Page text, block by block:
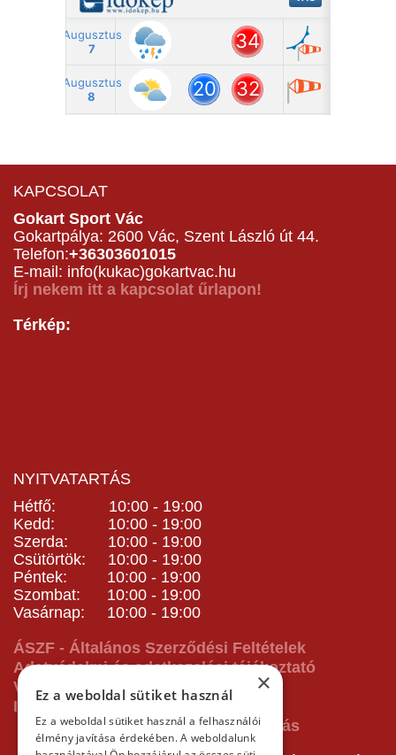
KAPCSOLAT
Gokart Sport Vác
Gokartpálya: 2600 Vác, Szent László út 44.
Telefon:+36303601015
E-mail: info(kukac)gokartvac.hu
Írj nekem itt a kapcsolat űrlapon!
Térkép:
NYITVATARTÁS
Hétfő: 10:00 - 19:00
Kedd: 10:00 - 19:00
Szerda: 10:00 - 19:00
Csütörtök: 10:00 - 19:00
Péntek: 10:00 - 19:00
Szombat: 10:00 - 19:00
Vasárnap: 10:00 - 19:00
ÁSZF - Általános Szerződési Feltételek
Adatvédelmi és adatkezelési tájékoztató
Vásárlás előtti tájékoztató
Impresszum
×
Ez a weboldal sütiket használ
Ez a weboldal sütiket használ a felhasználói
élmény javítása érdekében. A weboldalunk